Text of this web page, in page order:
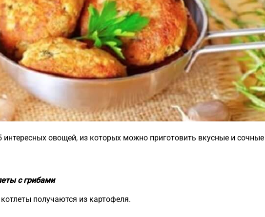
овощей, из которых можно приготовить вкусные и сочные
с грибами
получаются из картофеля.